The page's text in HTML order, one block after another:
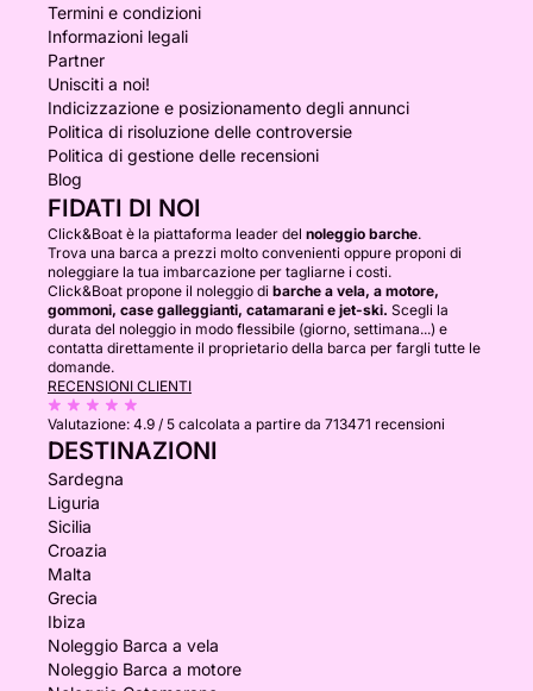
Termini e condizioni
Informazioni legali
Partner
Unisciti a noi!
Indicizzazione e posizionamento degli annunci
Politica di risoluzione delle controversie
Politica di gestione delle recensioni
Blog
FIDATI DI NOI
Click&Boat è la piattaforma leader del noleggio barche.
Trova una barca a prezzi molto convenienti oppure proponi di
noleggiare la tua imbarcazione per tagliarne i costi.
Click&Boat propone il noleggio di barche a vela, a motore,
gommoni, case galleggianti, catamarani e jet-ski. Scegli la
durata del noleggio in modo flessibile (giorno, settimana...) e
contatta direttamente il proprietario della barca per fargli tutte le
domande.
RECENSIONI CLIENTI
Valutazione: 4.9 / 5 calcolata a partire da 713471 recensioni
DESTINAZIONI
Sardegna
Liguria
Sicilia
Croazia
Malta
Grecia
Ibiza
Noleggio Barca a vela
Noleggio Barca a motore